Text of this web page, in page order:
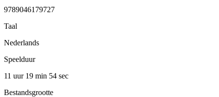
9789046179727
Taal
Nederlands
Speelduur
11 uur 19 min 54 sec
Bestandsgrootte